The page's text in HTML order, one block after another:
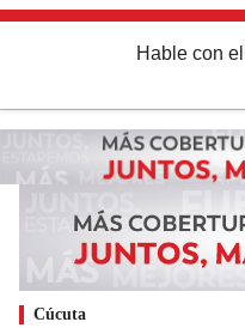
Hable con el
Cúcuta